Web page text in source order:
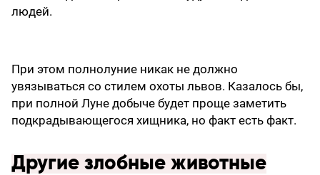
людей.
При этом полнолуние никак не должно
увязываться со стилем охоты львов. Казалось бы,
при полной Луне добыче будет проще заметить
подкрадывающегося хищника, но факт есть факт.
Другие злобные животные